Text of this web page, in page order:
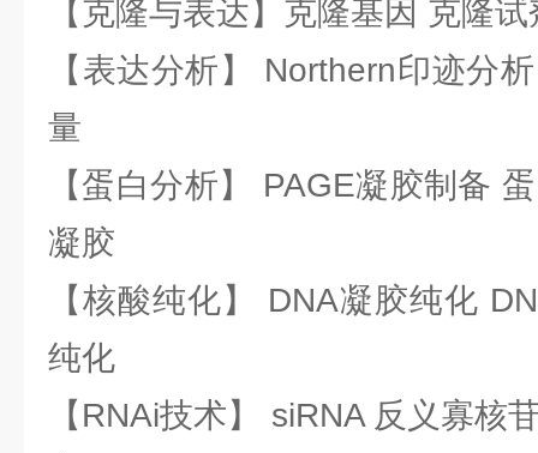
【克隆与表达】克隆基因 克隆
【表达分析】 Northern印迹分
量
【蛋白分析】 PAGE凝胶制备
凝胶
【核酸纯化】 DNA凝胶纯化
纯化
【RNAi技术】 siRNA 反义寡核